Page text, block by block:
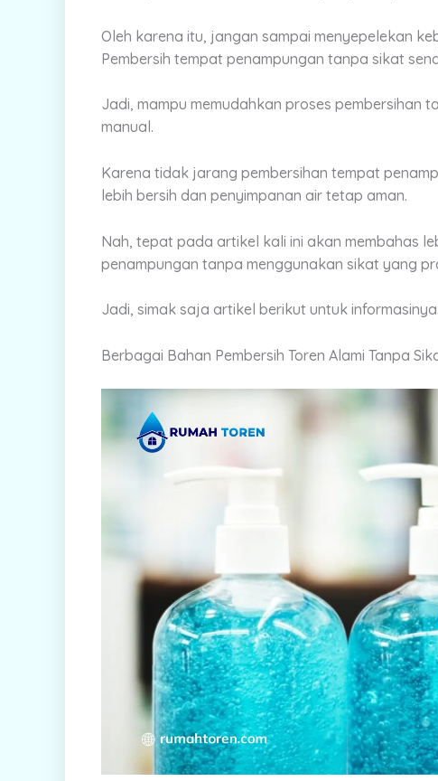
Oleh karena itu, jangan sampai menyepelekan
Pembersih tempat penampungan tanpa sikat
Jadi, mampu memudahkan proses pembersihan
manual.
Karena tidak jarang pembersihan tempat
lebih bersih dan penyimpanan air tetap aman.
Nah, tepat pada artikel kali ini akan membahas
penampungan tanpa menggunakan sikat yang
Jadi, simak saja artikel berikut untuk informasinya.
Berbagai Bahan Pembersih Toren Alami Tanpa